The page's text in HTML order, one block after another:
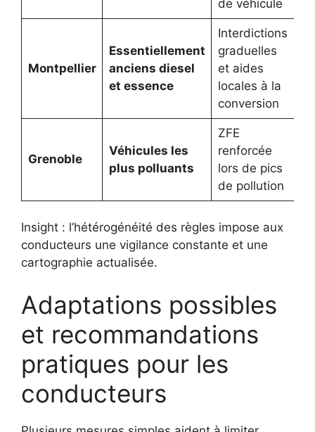
de véhicule
Montpellier
Essentiellement
anciens diesel
et essence
Interdictions
graduelles
et aides
locales à la
conversion
Grenoble
Véhicules les
plus polluants
ZFE
renforcée
lors de pics
de pollution
Insight : l’hétérogénéité des règles impose aux
conducteurs une vigilance constante et une
cartographie actualisée.
Adaptations possibles
et recommandations
pratiques pour les
conducteurs